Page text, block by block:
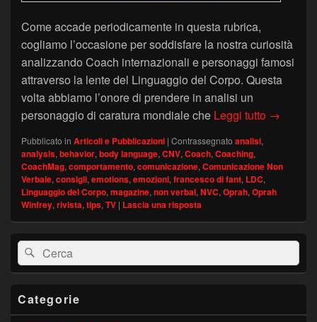
Come accade periodicamente in questa rubrica,
cogliamo l’occasione per soddisfare la nostra curiosità
analizzando Coach internazionali e personaggi famosi
attraverso la lente del Linguaggio del Corpo. Questa
volta abbiamo l’onore di prendere in analisi un
personaggio di caratura mondiale che Leggi tutto Oprah
→
Pubblicato in Articoli e Pubblicazioni | Contrassegnato analisi,
analysis, behavior, body language, CNV, Coach, Coaching,
CoachMag, comportamento, comunicazione, Comunicazione Non
Verbale, consigli, emotions, emozioni, francesco di fant, LDC,
Linguaggio del Corpo, magazine, non verbal, NVC, Oprah, Oprah
Winfrey, rivista, tips, TV | Lascia una risposta
Area
widget
barra
laterale
Cerca: Cerca
Categorie